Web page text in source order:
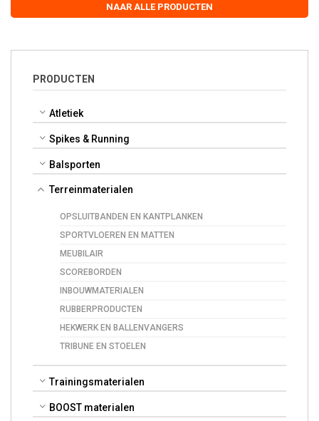
NAAR ALLE PRODUCTEN
PRODUCTEN
Atletiek
Spikes & Running
Balsporten
Terreinmaterialen
OPSLUITBANDEN EN KANTPLANKEN
SPORTVLOEREN EN MATTEN
MEUBILAIR
SCOREBORDEN
INBOUWMATERIALEN
RUBBERPRODUCTEN
HEKWERK EN BALLENVANGERS
TRIBUNE EN STOELEN
Trainingsmaterialen
BOOST materialen